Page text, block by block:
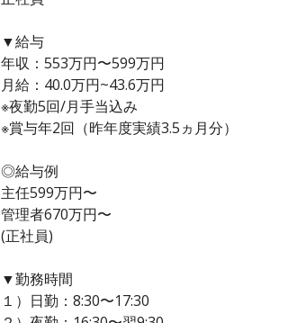
▼給与
年収：553万円〜599万円
月給：40.0万円~43.6万円
※夜勤5回/月手当込み
※賞与年2回（昨年度実績3.5ヵ月分）
◎給与例
主任599万円〜
管理者670万円〜
(正社員)
▼勤務時間
１）日勤：8:30〜17:30